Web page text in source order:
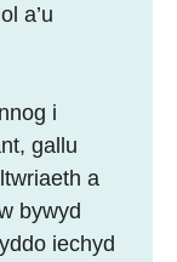
a’u
i
gallu
a
bywyd
iechyd